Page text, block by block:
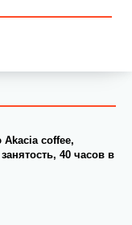
coffee,
40 часов в